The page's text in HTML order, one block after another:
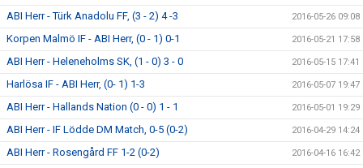
ABI Herr - Türk Anadolu FF, (3 - 2) 4 -3 2016-05-26 09:08
Korpen Malmö IF - ABI Herr, (0 - 1) 0-1 2016-05-21 17:58
ABI Herr - Heleneholms SK, (1 - 0) 3 - 0 2016-05-15 17:41
Harlösa IF - ABI Herr, (0- 1) 1-3 2016-05-07 19:47
ABI Herr - Hallands Nation (0 - 0) 1 - 1 2016-05-01 19:29
ABI Herr - IF Lödde DM Match, 0-5 (0-2) 2016-04-29 14:24
ABI Herr - Rosengård FF 1-2 (0-2) 2016-04-16 16:42